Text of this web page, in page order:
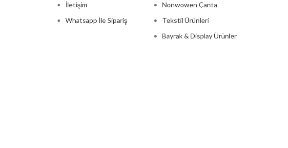
İletişim
Whatsapp İle Sipariş
Nonwowen Çanta
Tekstil Ürünleri
Bayrak & Display Ürünler